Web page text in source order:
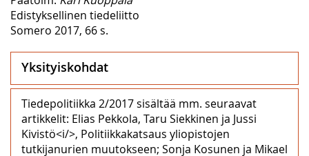
Edistyksellinen tiedeliitto
Somero 2017, 66 s.
Yksityiskohdat
Tiedepolitiikka 2/2017 sisältää mm. seuraavat
artikkelit: Elias Pekkola, Taru Siekkinen ja Jussi
Kivistö<i/>, Politiikkakatsaus yliopistojen
tutkijanurien muutokseen; Sonja Kosunen ja Mikael